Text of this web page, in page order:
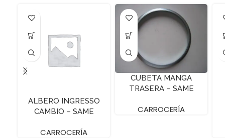
ALBERO INGRESSO
CAMBIO – SAME
CARROCERÍA
CUBETA MANGA
TRASERA – SAME
CARROCERÍA